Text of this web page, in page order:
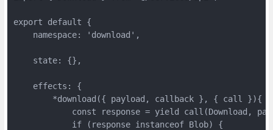
export default {
    namespace: 'download',
    state: {},
    effects: {
        *download({ payload, callback }, { call }){
const response = yield call(Download,
            if (response instanceof Blob) {